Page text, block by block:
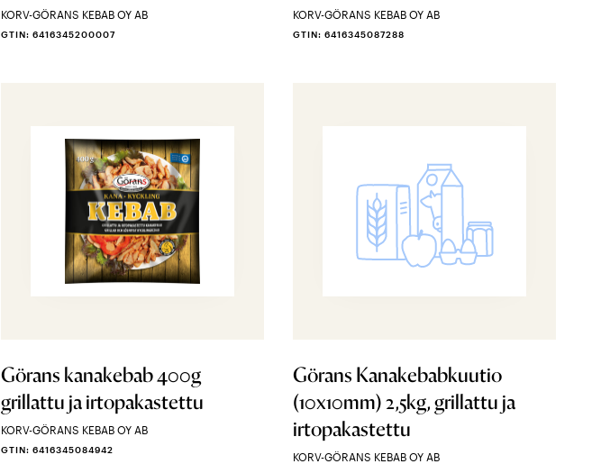
KORV-GÖRANS KEBAB OY AB
GTIN: 6416345200007
KORV-GÖRANS KEBAB OY AB
GTIN: 6416345087288
Görans kanakebab 400g
grillattu ja irtopakastettu
KORV-GÖRANS KEBAB OY AB
GTIN: 6416345084942
Görans Kanakebabkuutio
(10x10mm) 2,5kg, grillattu ja
irtopakastettu
KORV-GÖRANS KEBAB OY AB